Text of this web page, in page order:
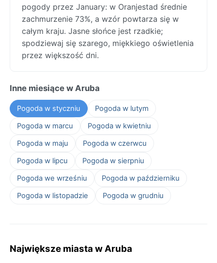
pogody przez January: w Oranjestad średnie
zachmurzenie 73%, a wzór powtarza się w
całym kraju. Jasne słońce jest rzadkie;
spodziewaj się szarego, miękkiego oświetlenia
przez większość dni.
Inne miesiące w Aruba
Pogoda w styczniu
Pogoda w lutym
Pogoda w marcu
Pogoda w kwietniu
Pogoda w maju
Pogoda w czerwcu
Pogoda w lipcu
Pogoda w sierpniu
Pogoda we wrześniu
Pogoda w październiku
Pogoda w listopadzie
Pogoda w grudniu
Największe miasta w Aruba